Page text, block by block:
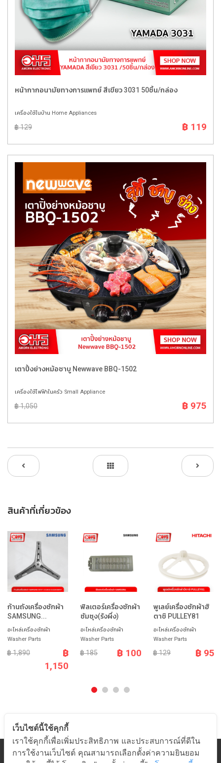
หน้ากากอนามัยทางการแพทย์ สีเขียว 3031 50ชิ้น/กล่อง
เครื่องใช้ในบ้าน Home Appliances
฿ 129 ฿ 119
เตาปิ้งย่างหม้อชาบู Newwave BBQ-1502
เครื่องใช้ไฟฟ้าในครัว Small Appliance
฿ 1,050 ฿ 975
สินค้าที่เกี่ยวข้อง
ก้านถังเครื่องซักผ้า
SAMSUNG...
อะไหล่เครื่องซักผ้า
Washer Parts
฿ 1,890
฿
1,150
ฟิลเตอร์เครื่องซักผ้า
ซัมซุง(รังผึ่ง)
อะไหล่เครื่องซักผ้า
Washer Parts
฿ 185 ฿ 100
พูเลย์เครื่องซักผ้าฮิ
ตาชิ PULLEY81
อะไหล่เครื่องซักผ้า
Washer Parts
฿ 129 ฿ 95
หมวดสินค้า
เว็บไซต์นี้ใช้คุกกี้
เราใช้คุกกี้เพื่อเพิ่มประสิทธิภาพ และประสบการณ์ที่ดีใน
การใช้งานเว็บไซต์ คุณสามารถเลือกตั้งค่าความยินยอม